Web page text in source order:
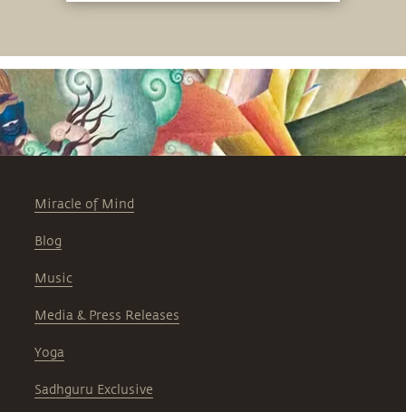
Miracle of Mind
Blog
Music
Media & Press Releases
Yoga
Sadhguru Exclusive